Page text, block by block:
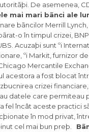
De asemenea,
mai mari bãnci ale
bãncilor Merrill
o în timpul crizei,
Acuzaþi sunt ºi
ºi Markit, furnizor
Mercantile
acestora a fost blocat
crizei
datele care permiteau
fel încât aceste practici
în mod privat,
cel mai bun preþ.